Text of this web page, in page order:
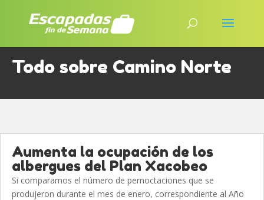
Todo sobre Camino Norte
Aumenta la ocupación de los
albergues del Plan Xacobeo
Si comparamos el número de pernoctaciones que se
produjeron durante el mes de enero, correspondiente al Año